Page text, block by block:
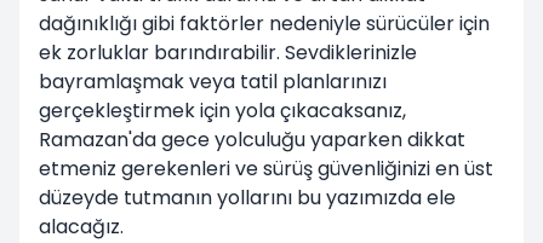
dağınıklığı gibi faktörler nedeniyle sürücüler için
ek zorluklar barındırabilir. Sevdiklerinizle
bayramlaşmak veya tatil planlarınızı
gerçekleştirmek için yola çıkacaksanız,
Ramazan'da gece yolculuğu yaparken dikkat
etmeniz gerekenleri ve sürüş güvenliğinizi en üst
düzeyde tutmanın yollarını bu yazımızda ele
alacağız.